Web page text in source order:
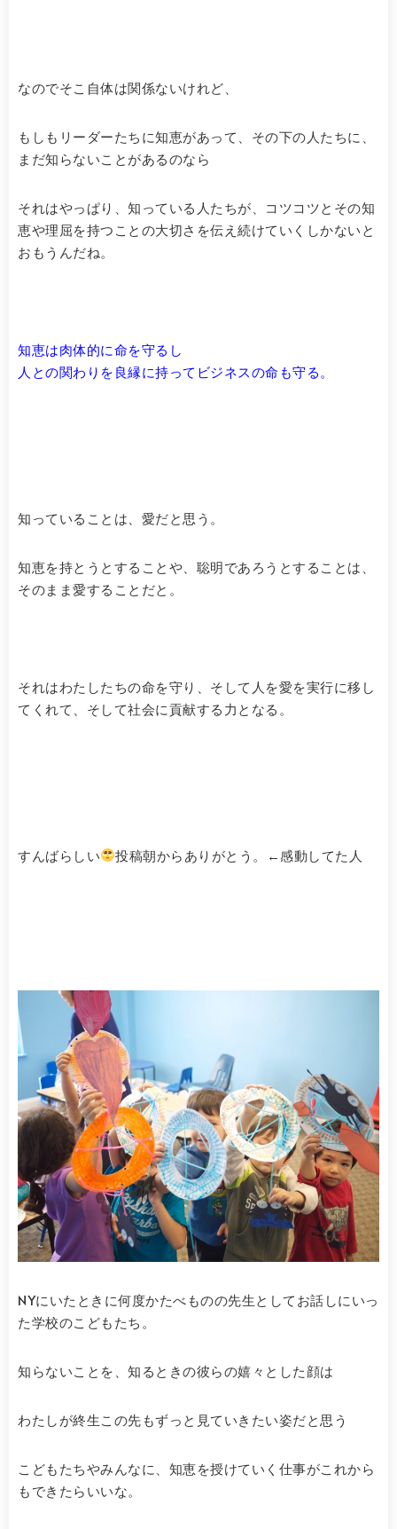
なのでそこ自体は関係ないけれど、
もしもリーダーたちに知恵があって、その下の人たちに、
まだ知らないことがあるのなら
それはやっぱり、知っている人たちが、コツコツとその知
恵や理屈を持つことの大切さを伝え続けていくしかないと
おもうんだね。
知恵は肉体的に命を守るし
人との関わりを良縁に持ってビジネスの命も守る。
知っていることは、愛だと思う。
知恵を持とうとすることや、聡明であろうとすることは、
そのまま愛することだと。
それはわたしたちの命を守り、そして人を愛を実行に移し
てくれて、そして社会に貢献する力となる。
すんばらしい 投稿朝からありがとう。←感動してた人
NYにいたときに何度かたべものの先生としてお話しにいっ
た学校のこどもたち。
知らないことを、知るときの彼らの嬉々とした顔は
わたしが終生この先もずっと見ていきたい姿だと思う
こどもたちやみんなに、知恵を授けていく仕事がこれから
もできたらいいな。